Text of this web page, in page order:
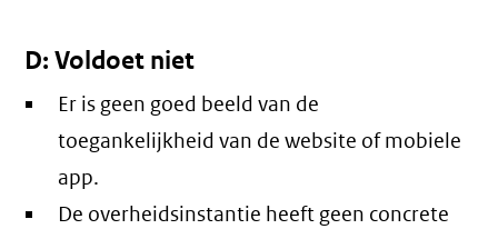
D: Voldoet niet
Er is geen goed beeld van de
toegankelijkheid van de website of mobiele
app.
De overheidsinstantie heeft geen concrete